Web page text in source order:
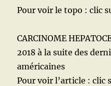
Pour voir le topo : clic
CARCINOME
2018 à la suite des
américaines
Pour voir l’article : clic